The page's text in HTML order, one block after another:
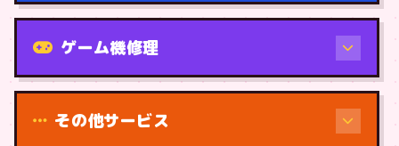
機種から
ゲーム機修理
その他サービス